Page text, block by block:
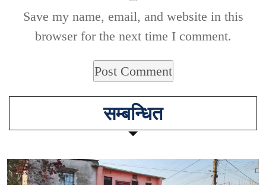
Save my name, email, and website in this
browser for the next time I comment.
सम्बन्धित